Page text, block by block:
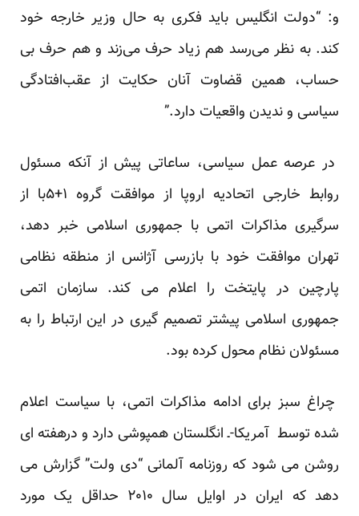
و: “دولت انگلیس باید فکری به حال وزیر خارجه خود
کند. به نظر می‌رسد هم زیاد حرف می‌زند و هم حرف بی
حساب، همین قضاوت آنان حکایت از عقب‌افتادگی
سیاسی و ندیدن واقعیات دارد.”
در عرصه عمل سیاسی، ساعاتی پیش از آنکه مسئول
روابط خارجی اتحادیه اروپا از موافقت گروه ۱+۵با از
سرگیری مذاکرات اتمی با جمهوری اسلامی خبر دهد،
تهران موافقت خود با بازرسی آژانس از منطقه نظامی
پارچین در پایتخت را اعلام می کند. سازمان اتمی
جمهوری اسلامی پیشتر تصمیم گیری در این ارتباط را به
مسئولان نظام محول کرده بود.
چراغ سبز برای ادامه مذاکرات اتمی، با سیاست اعلام
شده توسط آمریکا-ـ انگلستان همپوشی دارد و درهفته ای
روشن می شود که روزنامه آلمانی “دی ولت” گزارش می
دهد که ایران در اوایل سال ۲۰۱۰ حداقل یک مورد